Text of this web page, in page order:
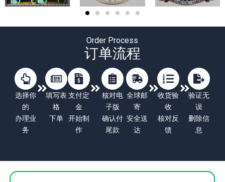
Order Process
订单流程
选择你
的
办理业
务
填写表
格
下单
支付定
金
开始制
作
核对电
子版
确认付
尾款
全球邮
寄
安全送
达
收货验
收
核对反
馈
验证无
误
删除信
息